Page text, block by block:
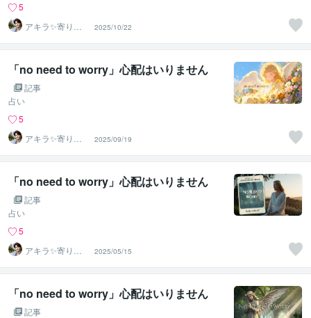
5
アキラ✨寄り添
う聴き手 迷い不
安の相談室
2025/10/22
「no need to worry」心配はいりません
記事
占い
5
アキラ✨寄り添
う聴き手 迷い不
安の相談室
2025/09/19
「no need to worry」心配はいりません
記事
占い
5
アキラ✨寄り添
う聴き手 迷い不
安の相談室
2025/05/15
「no need to worry」心配はいりません
記事